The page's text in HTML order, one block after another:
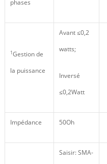
phases
1Gestion de
la puissance
Avant ≤0,2
watts;
Inversé
≤0,2Watt
Impédance 50Oh
Saisir: SMA-